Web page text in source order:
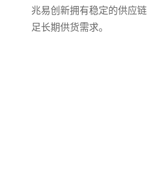
兆易创新拥有稳定的供应
足长期供货需求。